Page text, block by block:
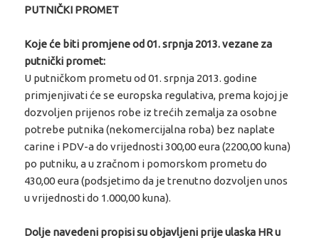
PUTNIČKI PROMET
Koje će biti promjene od 01. srpnja 2013. vezane za
putnički promet:
U putničkom prometu od 01. srpnja 2013. godine
primjenjivati će se europska regulativa, prema kojoj je
dozvoljen prijenos robe iz trećih zemalja za osobne
potrebe putnika (nekomercijalna roba) bez naplate
carine i PDV-a do vrijednosti 300,00 eura (2200,00 kuna)
po putniku, a u zračnom i pomorskom prometu do
430,00 eura (podsjetimo da je trenutno dozvoljen unos
u vrijednosti do 1.000,00 kuna).
Dolje navedeni propisi su objavljeni prije ulaska HR u